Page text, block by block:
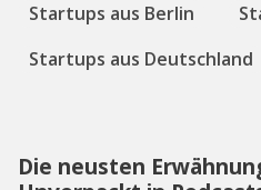
Startups aus Berlin
Startups aus Deutschland
Die neusten